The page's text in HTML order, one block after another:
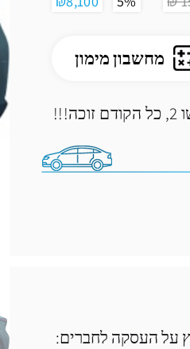
מחשבון מימון
, כל הקודם זוכה!!!
על העסקה לחברים: